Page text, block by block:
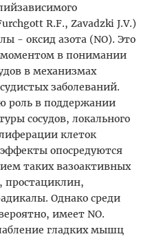
R.F., Zavadzki J.V.)
- оксид азота (NO). Это
моментом в понимании
в механизмах
заболеваний.
роль в поддержании
сосудов, локального
клеток
опосредуются
таких вазоактивных
простациклин,
Однако среди
имеет NO.
гладких мышц